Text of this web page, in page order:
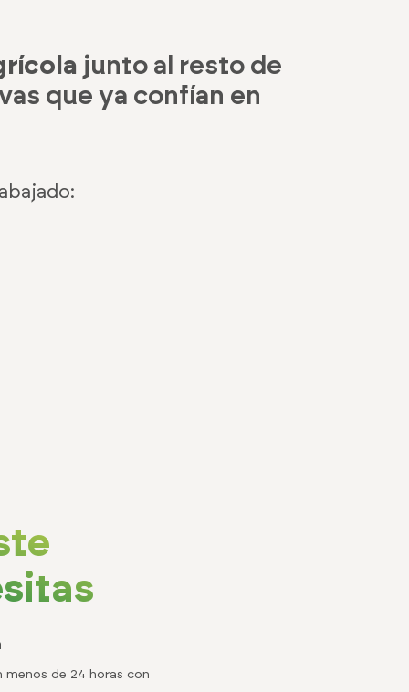
junto al resto de
que ya confían en
menos de 24 horas con